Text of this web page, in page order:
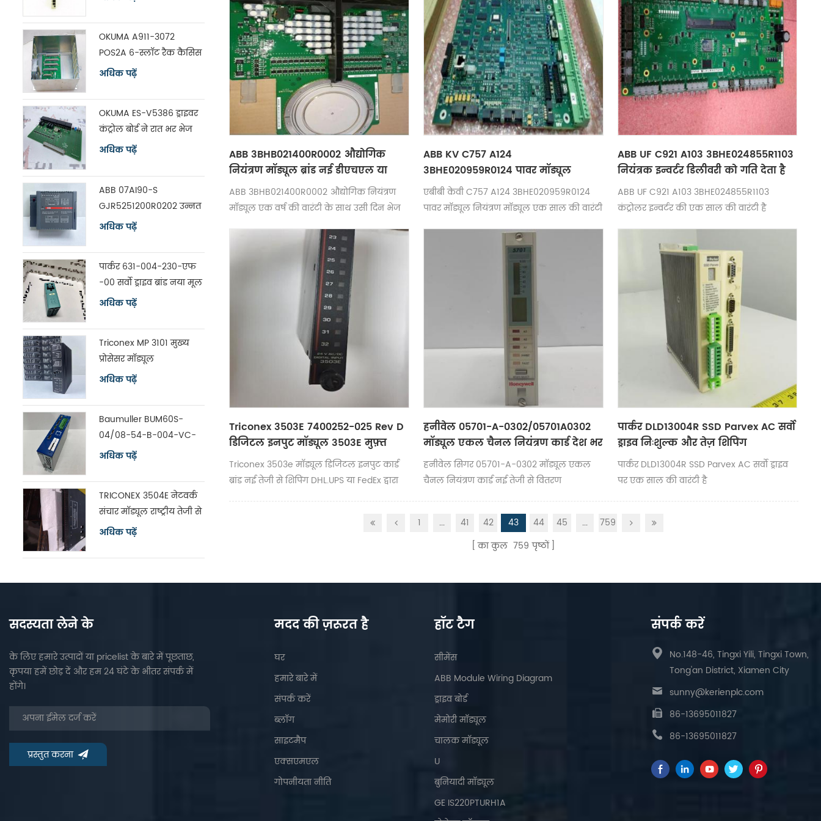
ABB 3BHB021400R0002 औद्योगिक
नियंत्रण मॉड्यूल ब्रांड नई डीएचएल या
Fedex यूपीएस तेजी से वितरण
ABB 3BHB021400R0002 औद्योगिक नियंत्रण
मॉड्यूल एक वर्ष की वारंटी के साथ उसी दिन भेज
ABB KV C757 A124
3BHE020959R0124 पावर मॉड्यूल
बिल्कुल नया और निःशुल्क डिलीवरी
एबीबी केवी C757 A124 3BHE020959R0124
पावर मॉड्यूल नियंत्रण मॉड्यूल एक साल की वारंटी
ABB UF C921 A103 3BHE024855R1103
नियंत्रक इन्वर्टर डिलीवरी को गति देता है
ABB UF C921 A103 3BHE024855R1103
कंट्रोलर इन्वर्टर की एक साल की वारंटी है
Triconex 3503E 7400252-025 Rev D
डिजिटल इनपुट मॉड्यूल 3503E मुफ़्त
शिपिंग
Triconex 3503e मॉड्यूल डिजिटल इनपुट कार्ड
ब्रांड नई तेजी से शिपिंग DHL.UPS या FedEx द्वारा
हनीवेल 05701-A-0302/05701A0302
मॉड्यूल एकल चैनल नियंत्रण कार्ड देश भर
में भेजा गया
हनीवेल सिगर 05701-A-0302 मॉड्यूल एकल
चैनल नियंत्रण कार्ड नई तेजी से वितरण
पार्कर DLD13004R SSD Parvex AC सर्वो
ड्राइव निःशुल्क और तेज़ शिपिंग
पार्कर DLD13004R SSD Parvex AC सर्वो ड्राइव
पर एक साल की वारंटी है
1 ... 41 42 43 44 45 ...
759
का कुल 759 पृष्ठों
OKUMA A911-3072
POS2A 6-स्लॉट रैक कैसिस
विथ बोर्ड ES-V5390
अधिक पढ़ें
OKUMA ES-V5386 ड्राइवर
कंट्रोल बोर्ड ने रात भर भेज
दिया
अधिक पढ़ें
ABB 07AI90-S
GJR5251200R0202 उन्नत
नियंत्रक विश्लेषण इनपुट
अधिक पढ़ें
पार्कर 631-004-230-एफ
-00 सर्वो ड्राइव ब्रांड नया मूल
अधिक पढ़ें
Triconex MP 3101 मुख्य
प्रोसेसर मॉड्यूल
अधिक पढ़ें
Baumuller BUM60S-
04/08-54-B-004-VC-
A0-00-1113-00 सर्वो ड्राइव
अधिक पढ़ें
TRICONEX 3504E नेटवर्क
संचार मॉड्यूल राष्ट्रीय तेजी से
शिपिंग
अधिक पढ़ें
सदस्यता लेने के
के लिए हमारे उत्पादों या pricelist के बारे में पूछताछ,
कृपया हमें छोड़ दें और हम 24 घंटे के भीतर संपर्क में
होंगे।
मदद की ज़रूरत है
घर
हमारे बारे में
संपर्क करें
ब्लॉग
साइटमैप
एक्सएमएल
गोपनीयता नीति
हॉट टैग
सीमेंस
ABB Module Wiring Diagram
ड्राइव बोर्ड
मेमोरी मॉड्यूल
चालक मॉड्यूल
U
बुनियादी मॉड्यूल
GE IS220PTURH1A
संपर्क करें
No.148-46, Tingxi Yili, Tingxi Town,
Tong'an District, Xiamen City
sunny@kerienplc.com
86-13695011827
86-13695011827